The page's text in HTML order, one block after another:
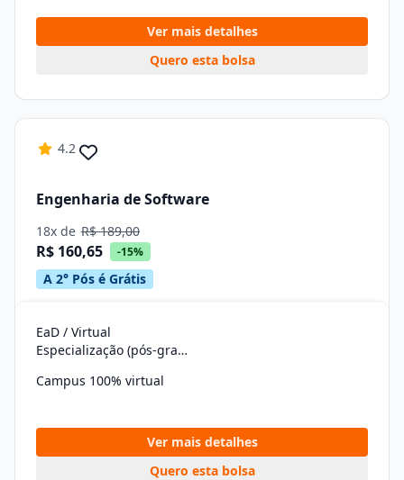
Ver mais detalhes
Quero esta bolsa
4.2
Engenharia de Software
18x de R$ 189,00
R$ 160,65 -15%
A 2° Pós é Grátis
EaD / Virtual
Especialização (pós-graduação)
Campus 100% virtual
Ver mais detalhes
Quero esta bolsa